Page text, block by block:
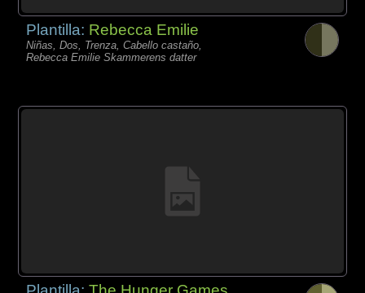
Plantilla: Rebecca Emilie
Niñas, Dos, Trenza, Cabello castaño,
Rebecca Emilie Skammerens datter